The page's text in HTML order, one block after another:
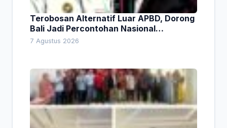
Terobosan Alternatif Luar APBD, Dorong
Bali Jadi Percontohan Nasional
Pembiayaan Daerah
7 Agustus 2026